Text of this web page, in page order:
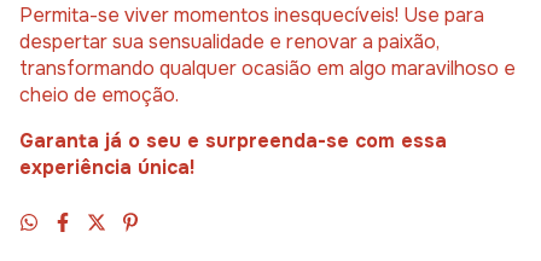
Permita-se viver momentos inesquecíveis! Use para
despertar sua sensualidade e renovar a paixão,
transformando qualquer ocasião em algo maravilhoso e
cheio de emoção.
Garanta já o seu e surpreenda-se com essa
experiência única!